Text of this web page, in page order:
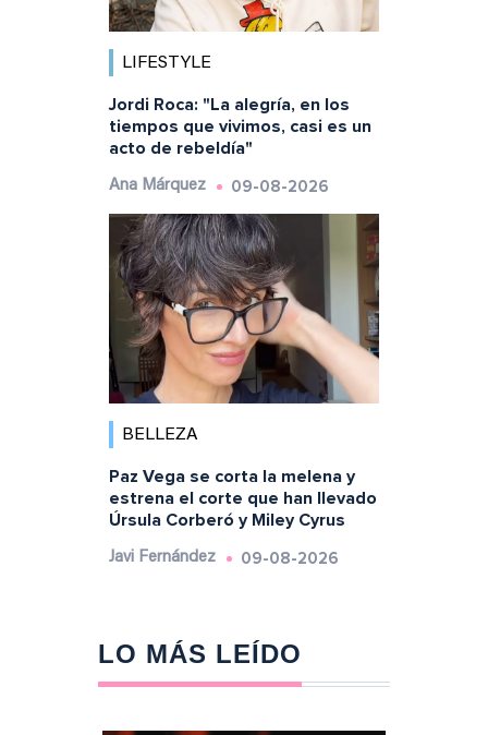
LIFESTYLE
Jordi Roca: "La alegría, en los
tiempos que vivimos, casi es un
acto de rebeldía"
Ana Márquez 09-08-2026
BELLEZA
Paz Vega se corta la melena y
estrena el corte que han llevado
Úrsula Corberó y Miley Cyrus
Javi Fernández 09-08-2026
LO MÁS LEÍDO